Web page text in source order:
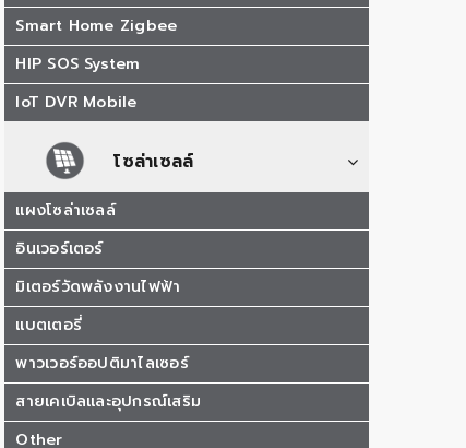
Smart Home Zigbee
HIP SOS System
IoT DVR Mobile
โซล่าเซลล์
แผงโซล่าเซลล์
อินเวอร์เตอร์
มิเตอร์วัดพลังงานไฟฟ้า
แบตเตอรี่
พาวเวอร์ออปติมาไลเซอร์
สายเคเบิลและอุปกรณ์เสริม
Other